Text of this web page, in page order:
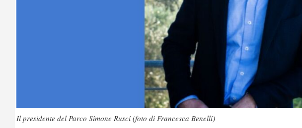
Il presidente del Parco Simone Rusci (foto di Francesca Benelli)